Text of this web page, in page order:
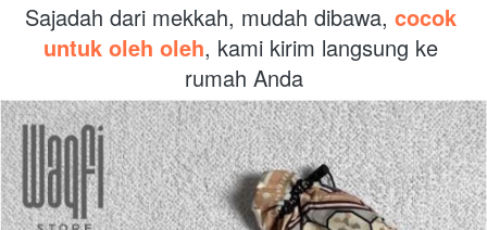
Sajadah dari mekkah, mudah dibawa, cocok
untuk oleh oleh, kami kirim langsung ke
rumah Anda